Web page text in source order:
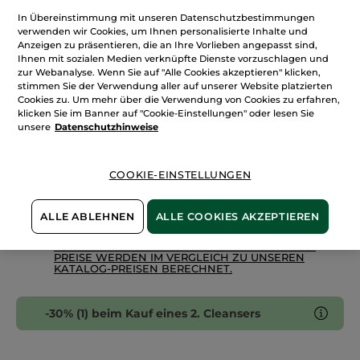
Reinigendes
Mizellenwasser
Menge
IN DEN WARENKORB
Freie Versandkosten ab 30€
Preisangaben inkl. MwSt. und zzgl. Versandkosten in
Höhe von 3,99 €
PREISE WERDEN IM VERGLEICH ZU UNSEREN
KATALOG-PREISEN BERECHNET.
-30% (1) beim Kauf eines 2. Cleansers
In Übereinstimmung mit unseren Datenschutzbestimmungen
verwenden wir Cookies, um Ihnen personalisierte Inhalte und
Anzeigen zu präsentieren, die an Ihre Vorlieben angepasst sind,
Ihnen mit sozialen Medien verknüpfte Dienste vorzuschlagen und
zur Webanalyse. Wenn Sie auf "Alle Cookies akzeptieren" klicken,
stimmen Sie der Verwendung aller auf unserer Website platzierten
Cookies zu. Um mehr über die Verwendung von Cookies zu erfahren,
klicken Sie im Banner auf "Cookie-Einstellungen" oder lesen Sie
unsere Datenschutzhinweise
COOKIE-EINSTELLUNGEN
ALLE ABLEHNEN ALLE COOKIES AKZEPTIEREN